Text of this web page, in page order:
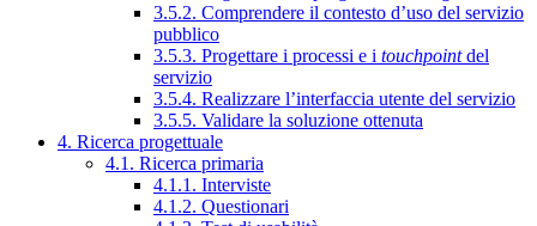
3.5.2. Comprendere il contesto d’uso del servizio
pubblico
3.5.3. Progettare i processi e i touchpointdel
servizio
3.5.4. Realizzare l’interfaccia utente del servizio
3.5.5. Validare la soluzione ottenuta
4. Ricerca progettuale
4.1. Ricerca primaria
4.1.1. Interviste
4.1.2. Questionari